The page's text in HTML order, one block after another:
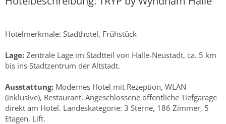
Hotelmerkmale: Stadthotel, Frühstück
Lage: Zentrale Lage im Stadtteil von Halle-Neustadt, ca. 5 km
bis ins Stadtzentrum der Altstadt.
Ausstattung: Modernes Hotel mit Rezeption, WLAN
(inklusive), Restaurant. Angeschlossene öffentliche Tiefgarage
direkt am Hotel. Landeskategorie: 3 Sterne, 186 Zimmer, 5
Etagen, Lift.